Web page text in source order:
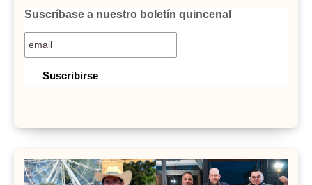
Suscríbase a nuestro boletín quincenal